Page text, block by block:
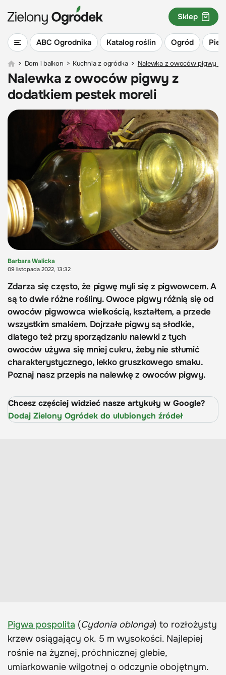
ABC Ogrodnika Katalog roślin Ogród
Sklep
> Dom i balkon > Kuchnia z ogródka > Nalewka z owoców pigwy z
Nalewka z owoców pigwy z
dodatkiem pestek moreli
Barbara Walicka
09 listopada 2022, 13:32
Zdarza się często, że pigwę myli się z pigwowcem. A
są to dwie różne rośliny. Owoce pigwy różnią się od
owoców pigwowca wielkością, kształtem, a przede
wszystkim smakiem. Dojrzałe pigwy są słodkie,
dlatego też przy sporządzaniu nalewki z tych
owoców używa się mniej cukru, żeby nie stłumić
charakterystycznego, lekko gruszkowego smaku.
Poznaj nasz przepis na nalewkę z owoców pigwy.
Chcesz częściej widzieć nasze artykuły w Google?
Dodaj Zielony Ogródek do ulubionych źródeł
Pigwa pospolita (Cydonia oblonga) to rozłożysty
krzew osiągający ok. 5 m wysokości. Najlepiej
rośnie na żyznej, próchnicznej glebie,
umiarkowanie wilgotnej o odczynie obojętnym.